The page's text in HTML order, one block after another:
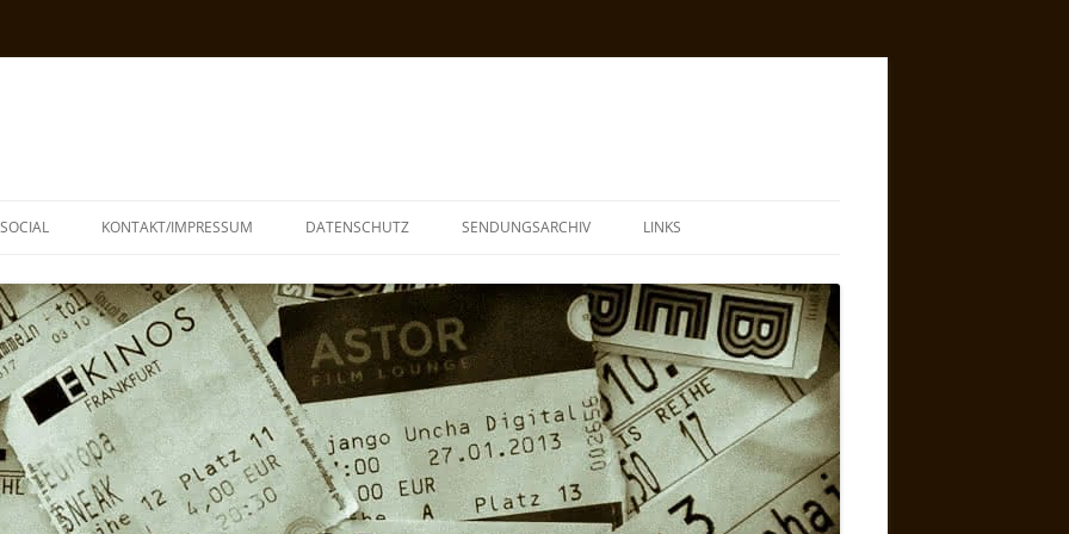
SOCIAL KONTAKT/IMPRESSUM DATENSCHUTZ SENDUNGSARCHIV LINKS